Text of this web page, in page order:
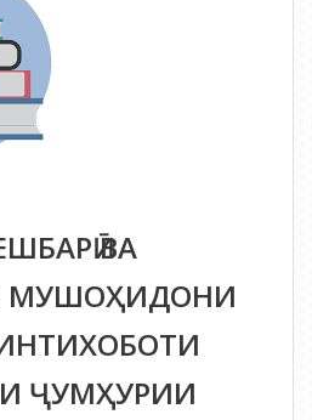
ВА
МУШОҲИДОНИ
ҶУМҲУРИИ